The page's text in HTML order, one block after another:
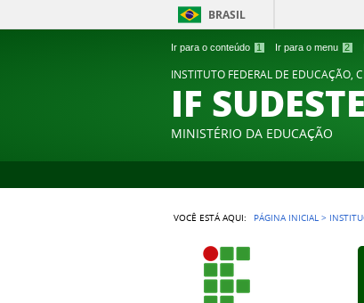
Ir para o conteúdo 1 Ir para o menu 2
BRASIL
INSTITUTO FEDERAL DE EDUCAÇÃO,
IF
MINISTÉRIO DA EDUCAÇÃO
VOCÊ ESTÁ AQUI: PÁGINA INICIAL >